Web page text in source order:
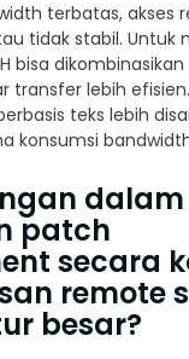
terbatas, akses
tidak stabil. Untuk
bisa
transfer lebih
teks lebih
konsumsi
dalam
patch
secara
remote
besar?